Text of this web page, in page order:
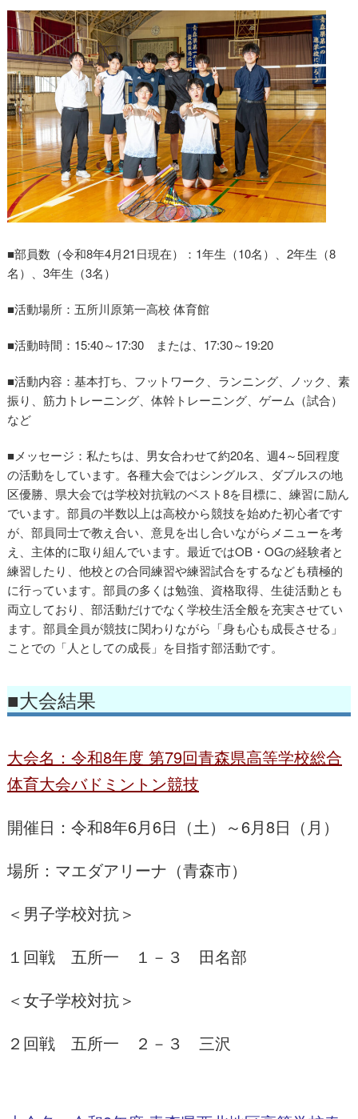
バドミントン部
■部員数（令和8年4月21日現在）：1年生（10名）、2年生（8
名）、3年生（3名）
■活動場所：五所川原第一高校 体育館
■活動時間：15:40～17:30 または、17:30～19:20
■活動内容：基本打ち、フットワーク、ランニング、ノック、素
振り、筋力トレーニング、体幹トレーニング、ゲーム（試合）
など
■メッセージ：私たちは、男女合わせて約20名、週4～5回程度
の活動をしています。各種大会ではシングルス、ダブルスの地
区優勝、県大会では学校対抗戦のベスト8を目標に、練習に励ん
でいます。部員の半数以上は高校から競技を始めた初心者です
が、部員同士で教え合い、意見を出し合いながらメニューを考
え、主体的に取り組んでいます。最近ではOB・OGの経験者と
練習したり、他校との合同練習や練習試合をするなども積極的
に行っています。部員の多くは勉強、資格取得、生徒活動とも
両立しており、部活動だけでなく学校生活全般を充実させてい
ます。部員全員が競技に関わりながら「身も心も成長させる」
ことでの「人としての成長」を目指す部活動です。
■大会結果
大会名：令和8年度 第79回青森県高等学校総合
体育大会バドミントン競技
開催日：令和8年6月6日（土）～6月8日（月）
場所：マエダアリーナ（青森市）
＜男子学校対抗＞
１回戦 五所一 １－３ 田名部
＜女子学校対抗＞
２回戦 五所一 ２－３ 三沢